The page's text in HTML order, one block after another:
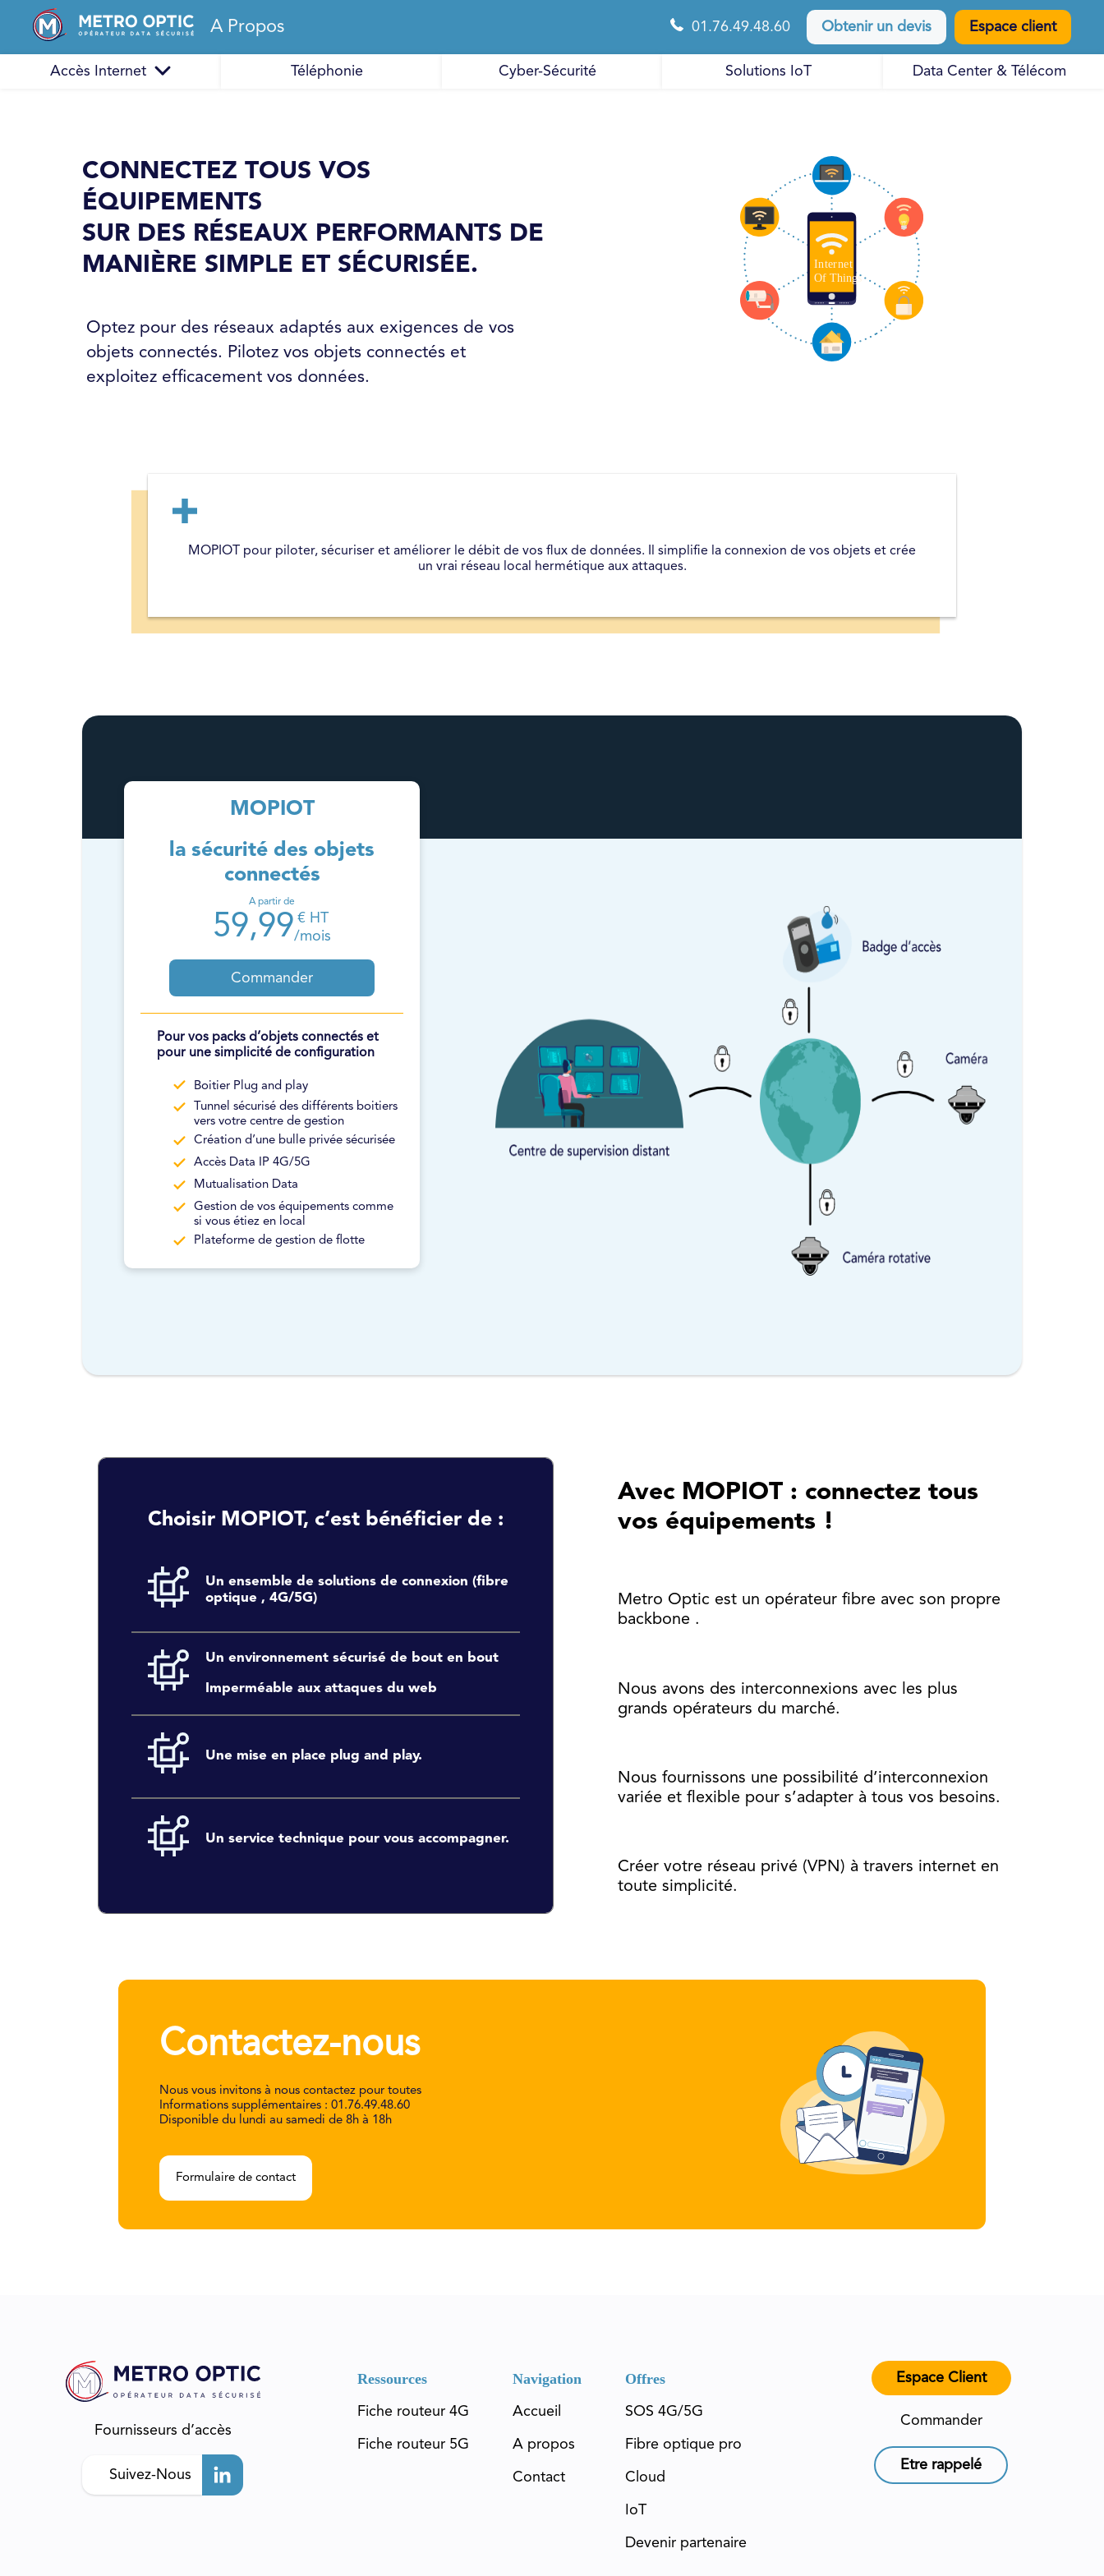
A Propos 01.76.49.48.60 Obtenir un devis Espace client
Accès Internet Téléphonie Cyber-Sécurité Solutions IoT Data Center & Télécom
CONNECTEZ TOUS VOS
ÉQUIPEMENTS
SUR DES RÉSEAUX PERFORMANTS DE
MANIÈRE SIMPLE ET SÉCURISÉE.
Optez pour des réseaux adaptés aux exigences de vos
objets connectés. Pilotez vos objets connectés et
exploitez efficacement vos données.
MOPIOT pour piloter, sécuriser et améliorer le débit de vos flux de données. Il simplifie la connexion de vos objets et crée
un vrai réseau local hermétique aux attaques.
MOPIOT
la sécurité des objets
connectés
A partir de
59,99 € HT
/mois
Commander
Pour vos packs d’objets connectés et
pour une simplicité de configuration
Boitier Plug and play
Tunnel sécurisé des différents boitiers
vers votre centre de gestion
Création d’une bulle privée sécurisée
Accès Data IP 4G/5G
Mutualisation Data
Gestion de vos équipements comme
si vous étiez en local
Plateforme de gestion de flotte
Choisir MOPIOT, c’est bénéficier de :
Un ensemble de solutions de connexion (fibre
optique , 4G/5G)
Un environnement sécurisé de bout en bout
Imperméable aux attaques du web
Une mise en place plug and play.
Un service technique pour vous accompagner.
Avec MOPIOT : connectez tous
vos équipements !
Metro Optic est un opérateur fibre avec son propre
backbone .
Nous avons des interconnexions avec les plus
grands opérateurs du marché.
Nous fournissons une possibilité d’interconnexion
variée et flexible pour s’adapter à tous vos besoins.
Créer votre réseau privé (VPN) à travers internet en
toute simplicité.
Contactez-nous
Nous vous invitons à nous contactez pour toutes
Informations supplémentaires : 01.76.49.48.60
Disponible du lundi au samedi de 8h à 18h
Formulaire de contact
Fournisseurs d’accès
Suivez-Nous
Ressources
Fiche routeur 4G
Fiche routeur 5G
Navigation
Accueil
A propos
Contact
Offres
SOS 4G/5G
Fibre optique pro
Cloud
IoT
Devenir partenaire
Espace Client
Commander
Etre rappelé